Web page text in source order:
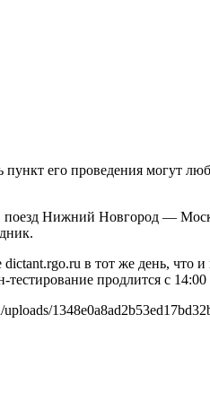
пункт его проведения могут
Нижний Новгород —
в тот же день, что
продлится с